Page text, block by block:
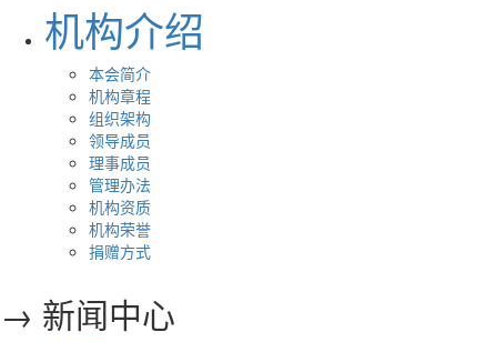
机构介绍
本会简介
机构章程
组织架构
领导成员
理事成员
管理办法
机构资质
机构荣誉
捐赠方式
→ 新闻中心